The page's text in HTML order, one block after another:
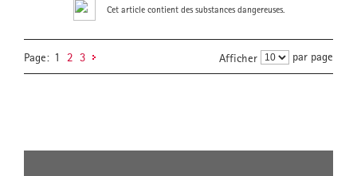
Cet article contient des substances dangereuses.
Page: 1 2 3 Afficher par page